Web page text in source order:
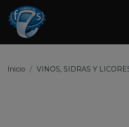
Inicio VINOS, SIDRAS Y